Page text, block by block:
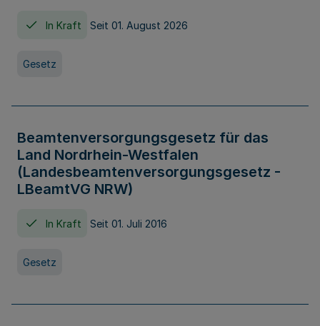
In Kraft Seit 01. August 2026
Gesetz
Beamtenversorgungsgesetz für das
Land Nordrhein-Westfalen
(Landesbeamtenversorgungsgesetz -
LBeamtVG NRW)
In Kraft Seit 01. Juli 2016
Gesetz